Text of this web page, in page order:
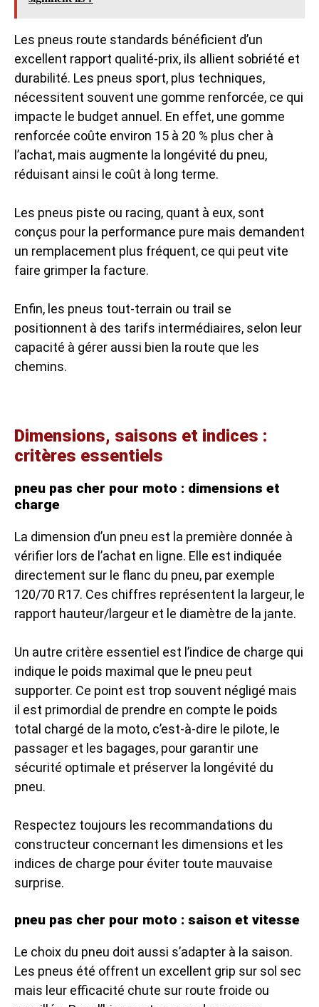
Les pneus route standards bénéficient d’un
excellent rapport qualité-prix, ils allient sobriété et
durabilité. Les pneus sport, plus techniques,
nécessitent souvent une gomme renforcée, ce qui
impacte le budget annuel. En effet, une gomme
renforcée coûte environ 15 à 20 % plus cher à
l’achat, mais augmente la longévité du pneu,
réduisant ainsi le coût à long terme.
Les pneus piste ou racing, quant à eux, sont
conçus pour la performance pure mais demandent
un remplacement plus fréquent, ce qui peut vite
faire grimper la facture.
Enfin, les pneus tout-terrain ou trail se
positionnent à des tarifs intermédiaires, selon leur
capacité à gérer aussi bien la route que les
chemins.
Dimensions, saisons et indices :
critères essentiels
pneu pas cher pour moto : dimensions et
charge
La dimension d’un pneu est la première donnée à
vérifier lors de l’achat en ligne. Elle est indiquée
directement sur le flanc du pneu, par exemple
120/70 R17. Ces chiffres représentent la largeur, le
rapport hauteur/largeur et le diamètre de la jante.
Un autre critère essentiel est l’indice de charge qui
indique le poids maximal que le pneu peut
supporter. Ce point est trop souvent négligé mais
il est primordial de prendre en compte le poids
total chargé de la moto, c’est-à-dire le pilote, le
passager et les bagages, pour garantir une
sécurité optimale et préserver la longévité du
pneu.
Respectez toujours les recommandations du
constructeur concernant les dimensions et les
indices de charge pour éviter toute mauvaise
surprise.
pneu pas cher pour moto : saison et vitesse
Le choix du pneu doit aussi s’adapter à la saison.
Les pneus été offrent un excellent grip sur sol sec
mais leur efficacité chute sur route froide ou